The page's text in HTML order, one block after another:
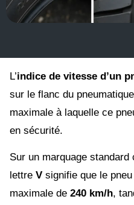
L’indice de vitesse d’un
sur le flanc du
maximale à laquelle ce
en sécurité.
Sur un marquage standard
lettre V signifie que le
maximale de 240 km/h,